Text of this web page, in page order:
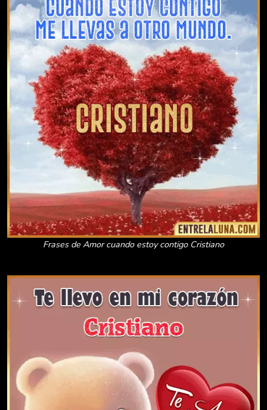
Frases de Amor cuando estoy contigo Cristiano